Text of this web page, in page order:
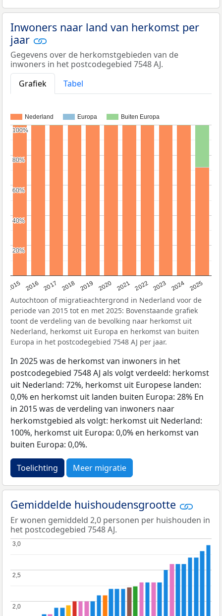
Inwoners naar land van herkomst per
jaar
Gegevens over de herkomstgebieden van de
inwoners in het postcodegebied 7548 AJ.
Grafiek
Tabel
Nederland Europa Buiten Europa
2015 2016 2017 2018 2019 2020 2021 2022 2023 2024 2025
20%
20%
40%
40%
60%
60%
80%
80%
100%
100%
Autochtoon of migratieachtergrond in Nederland voor de
periode van 2015 tot en met 2025: Bovenstaande grafiek
toont de verdeling van de bevolking naar herkomst uit
Nederland, herkomst uit Europa en herkomst van buiten
Europa in het postcodegebied 7548 AJ per jaar.
In 2025 was de herkomst van inwoners in het
postcodegebied 7548 AJ als volgt verdeeld: herkomst
uit Nederland: 72%, herkomst uit Europese landen:
0,0% en herkomst uit landen buiten Europa: 28% En
in 2015 was de verdeling van inwoners naar
herkomstgebied als volgt: herkomst uit Nederland:
100%, herkomst uit Europa: 0,0% en herkomst van
buiten Europa: 0,0%.
Toelichting Meer migratie
Gemiddelde huishoudensgrootte
Er wonen gemiddeld 2,0 personen per huishouden in
het postcodegebied 7548 AJ.
2,0
2,0
2,5
2,5
3,0
3,0